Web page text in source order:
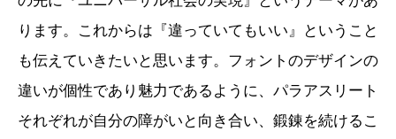
ります。これからは『違っていてもいい』ということ
も伝えていきたいと思います。フォントのデザインの
違いが個性であり魅力であるように、パラアスリート
それぞれが自分の障がいと向き合い、鍛錬を続けるこ